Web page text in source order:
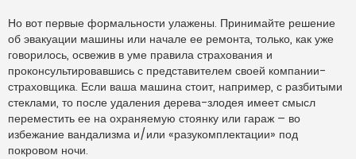
Но вот первые формальности улажены. Принимайте решение
об эвакуации машины или начале ее ремонта, только, как уже
говорилось, освежив в уме правила страхования и
проконсультировавшись с представителем своей компании-
страховщика. Если ваша машина стоит, например, с разбитыми
стеклами, то после удаления дерева-злодея имеет смысл
переместить ее на охраняемую стоянку или гараж – во
избежание вандализма и/или «разукомплектации» под
покровом ночи.